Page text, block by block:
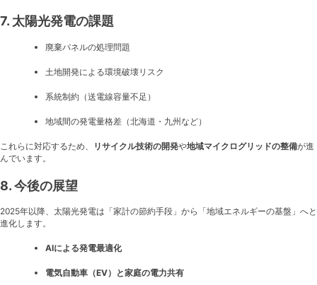
7. 太陽光発電の課題
廃棄パネルの処理問題
土地開発による環境破壊リスク
系統制約（送電線容量不足）
地域間の発電量格差（北海道・九州など）
これらに対応するため、 リサイクル技術の開発や地域マイクログリッドの整備が進
んでいます。
8. 今後の展望
2025年以降、太陽光発電は「家計の節約手段」から「地域エネルギーの基盤」へと
進化します。
AIによる発電最適化
電気自動車（EV）と家庭の電力共有